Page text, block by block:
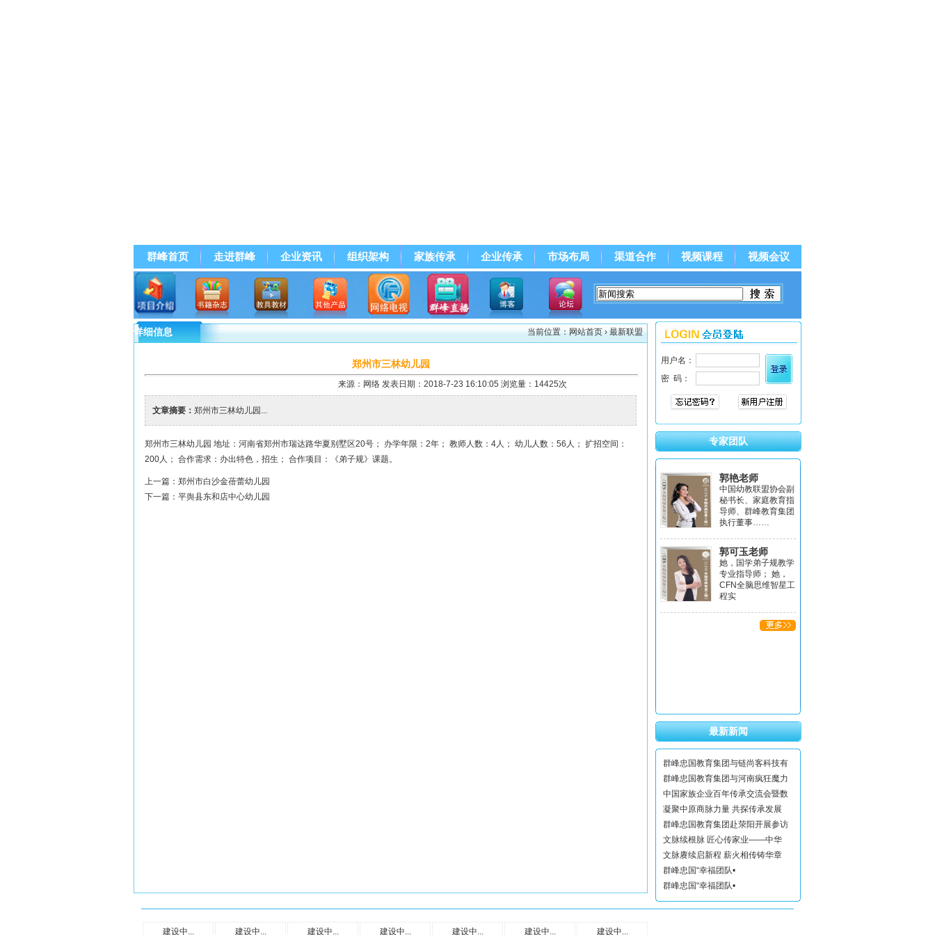
群峰首页 走进群峰 企业资讯 组织架构 家族传承 企业传承 市场布局 渠道合作 视频课程 视频会议
群峰直播
当前位置：网站首页› 最新联盟
详细信息
郑州市三林幼儿园
来源：网络 发表日期：2018-7-23 16:10:05 浏览量：14425次
文章摘要： 郑州市三林幼儿园...
郑州市三林幼儿园 地址：河南省郑州市瑞达路华夏别墅区20号； 办学年限：2年； 教师人数：4人； 幼儿人数：56人； 扩招空间：
200人； 合作需求：办出特色，招生； 合作项目：《弟子规》课题。
上一篇： 郑州市白沙金蓓蕾幼儿园
下一篇： 平舆县东和店中心幼儿园
专家团队
郭艳老师
中国幼教联盟协会副
秘书长、家庭教育指
导师、群峰教育集团
执行董事……
郭可玉老师
她，国学弟子规教学
专业指导师； 她，
CFN全脑思维智星工
程实
最新新闻
群峰忠国教育集团与链尚客科技有
群峰忠国教育集团与河南疯狂魔力
中国家族企业百年传承交流会暨数
凝聚中原商脉力量 共探传承发展
群峰忠国教育集团赴荥阳开展参访
文脉续根脉 匠心传家业——中华
文脉赓续启新程 薪火相传铸华章
群峰忠国“幸福团队•
群峰忠国“幸福团队•
建设中... 建设中... 建设中... 建设中... 建设中... 建设中... 建设中...